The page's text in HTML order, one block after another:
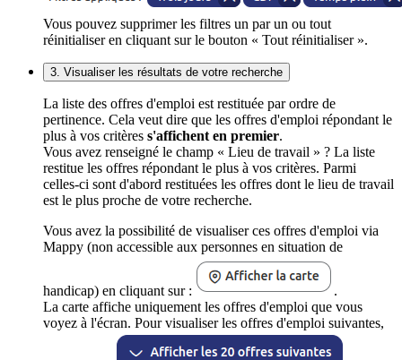
Vous pouvez supprimer les filtres un par un ou tout
réinitialiser en cliquant sur le bouton « Tout réinitialiser ».
3. Visualiser les résultats de votre recherche
La liste des offres d'emploi est restituée par ordre de
pertinence. Cela veut dire que les offres d'emploi répondant le
plus à vos critères s'affichent en premier.
Vous avez renseigné le champ « Lieu de travail » ? La liste
restitue les offres répondant le plus à vos critères. Parmi
celles-ci sont d'abord restituées les offres dont le lieu de travail
est le plus proche de votre recherche.
Vous avez la possibilité de visualiser ces offres d'emploi via
Mappy (non accessible aux personnes en situation de
handicap) en cliquant sur :
.
La carte affiche uniquement les offres d'emploi que vous
voyez à l'écran. Pour visualiser les offres d'emploi suivantes,